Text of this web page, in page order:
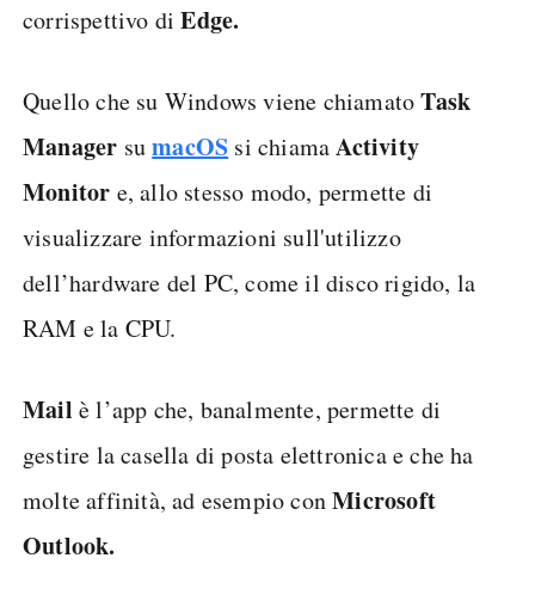
corrispettivo diEdge.
Quello che su Windows viene chiamatoTask
Manager sumacOS si chiamaActivity
Monitor e, allo stesso modo, permette di
visualizzare informazioni sull'utilizzo
dell’hardware del PC, come il disco rigido, la
RAM e la CPU.
Mail è l’app che, banalmente, permette di
gestire la casella di posta elettronica e che ha
molte affinità, ad esempio conMicrosoft
Outlook.